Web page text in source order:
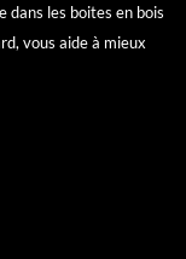
dans les boites en bois
vous aide à mieux